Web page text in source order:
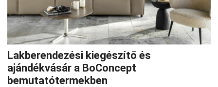
Lakberendezési kiegészítő és
ajándékvásár a BoConcept
bemutatótermekben